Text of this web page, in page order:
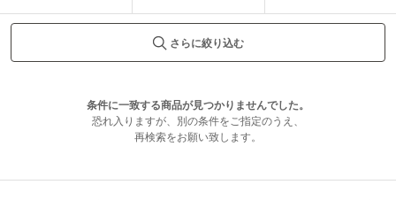
さらに絞り込む
条件に一致する商品が見つかりませんでした。
恐れ入りますが、別の条件をご指定のうえ、
再検索をお願い致します。